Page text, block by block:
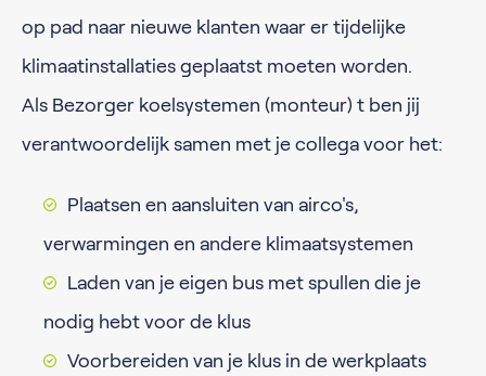
op pad naar nieuwe klanten waar er tijdelijke
klimaatinstallaties geplaatst moeten worden.
Als Bezorger koelsystemen (monteur) t ben jij
verantwoordelijk samen met je collega voor het:
Plaatsen en aansluiten van airco's,
verwarmingen en andere klimaatsystemen
Laden van je eigen bus met spullen die je
nodig hebt voor de klus
Voorbereiden van je klus in de werkplaats